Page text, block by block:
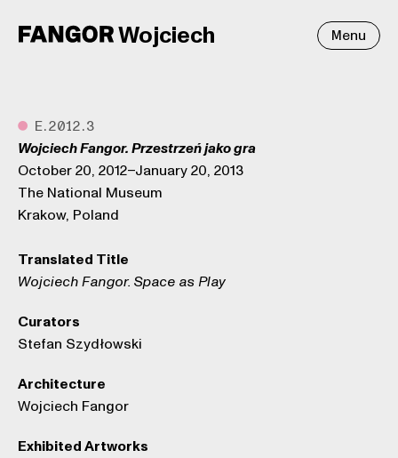
Wojciech Menu
● E.2012.3
Wojciech Fangor. Przestrzeń jako gra
October 20, 2012–January 20, 2013
The National Museum
Krakow, Poland
Translated Title
Wojciech Fangor. Space as Play
Curators
Stefan Szydłowski
Architecture
Wojciech Fangor
Exhibited Artworks